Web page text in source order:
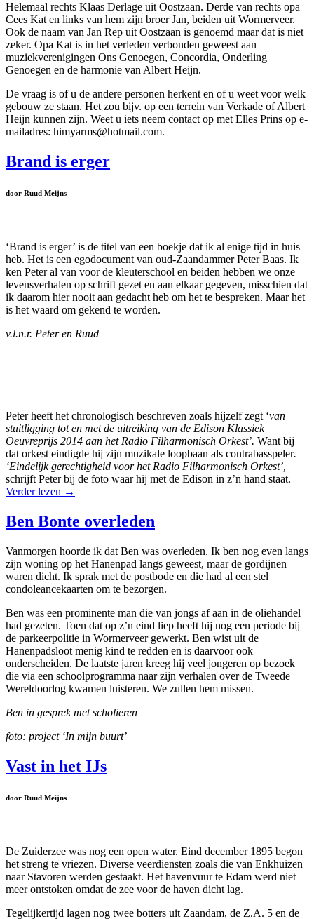
Helemaal rechts Klaas Derlage uit Oostzaan. Derde van rechts opa
Cees Kat en links van hem zijn broer Jan, beiden uit Wormerveer.
Ook de naam van Jan Rep uit Oostzaan is genoemd maar dat is niet
zeker. Opa Kat is in het verleden verbonden geweest aan
muziekverenigingen Ons Genoegen, Concordia, Onderling
Genoegen en de harmonie van Albert Heijn.
De vraag is of u de andere personen herkent en of u weet voor welk
gebouw ze staan. Het zou bijv. op een terrein van Verkade of Albert
Heijn kunnen zijn. Weet u iets neem contact op met Elles Prins op e-
mailadres: himyarms@hotmail.com.
Brand is erger
door Ruud Meijns
‘Brand is erger’ is de titel van een boekje dat ik al enige tijd in huis
heb. Het is een egodocument van oud-Zaandammer Peter Baas. Ik
ken Peter al van voor de kleuterschool en beiden hebben we onze
levensverhalen op schrift gezet en aan elkaar gegeven, misschien dat
ik daarom hier nooit aan gedacht heb om het te bespreken. Maar het
is het waard om gekend te worden.
v.l.n.r. Peter en Ruud
Peter heeft het chronologisch beschreven zoals hijzelf zegt ‘van
stuitligging tot en met de uitreiking van de Edison Klassiek
Oeuvreprijs 2014 aan het Radio Filharmonisch Orkest’. Want bij
dat orkest eindigde hij zijn muzikale loopbaan als contrabasspeler.
‘Eindelijk gerechtigheid voor het Radio Filharmonisch Orkest’,
schrijft Peter bij de foto waar hij met de Edison in z’n hand staat.
Verder lezen →
Ben Bonte overleden
Vanmorgen hoorde ik dat Ben was overleden. Ik ben nog even langs
zijn woning op het Hanenpad langs geweest, maar de gordijnen
waren dicht. Ik sprak met de postbode en die had al een stel
condoleancekaarten om te bezorgen.
Ben was een prominente man die van jongs af aan in de oliehandel
had gezeten. Toen dat op z’n eind liep heeft hij nog een periode bij
de parkeerpolitie in Wormerveer gewerkt. Ben wist uit de
Hanenpadsloot menig kind te redden en is daarvoor ook
onderscheiden. De laatste jaren kreeg hij veel jongeren op bezoek
die via een schoolprogramma naar zijn verhalen over de Tweede
Wereldoorlog kwamen luisteren. We zullen hem missen.
Ben in gesprek met scholieren
foto: project ‘In mijn buurt’
Vast in het IJs
door Ruud Meijns
De Zuiderzee was nog een open water. Eind december 1895 begon
het streng te vriezen. Diverse veerdiensten zoals die van Enkhuizen
naar Stavoren werden gestaakt. Het havenvuur te Edam werd niet
meer ontstoken omdat de zee voor de haven dicht lag.
Tegelijkertijd lagen nog twee botters uit Zaandam, de Z.A. 5 en de